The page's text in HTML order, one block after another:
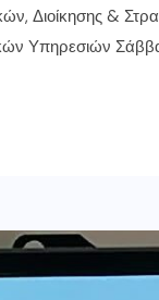
Διοίκησης &
Υπηρεσιών